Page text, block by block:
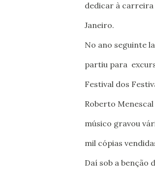
dedicar à carreira
Janeiro.
No ano seguinte
partiu para
Festival dos
Roberto
músico gravou
mil cópias
Daí sob a benção